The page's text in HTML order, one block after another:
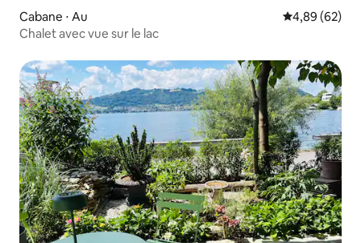
Cabane ⋅ Au Évaluation
4,89 (62)
Chalet avec vue sur le lac